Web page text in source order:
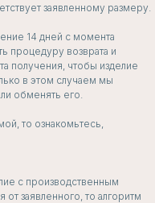
заявленному размеру.
14 дней с момента
процедуру возврата и
получения, чтобы изделие
в этом случаем мы
обменять его.
то ознакомьтесь,
с производственным
от заявленного, то алгоритм